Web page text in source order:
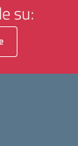
su:
della scuola